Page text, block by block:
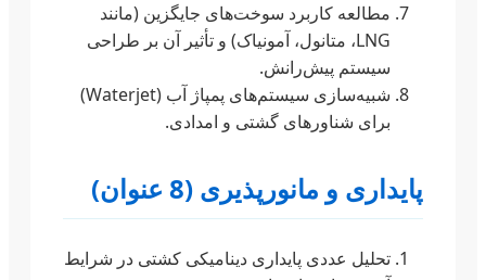
مطالعه کاربرد سوخت‌های جایگزین (مانند
LNG، متانول، آمونیاک) و تأثیر آن بر طراحی
سیستم پیش‌رانش.
شبیه‌سازی سیستم‌های پمپاژ آب (Waterjet)
برای شناورهای گشتی و امدادی.
پایداری و مانورپذیری (8 عنوان)
تحلیل عددی پایداری دینامیکی کشتی در شرایط